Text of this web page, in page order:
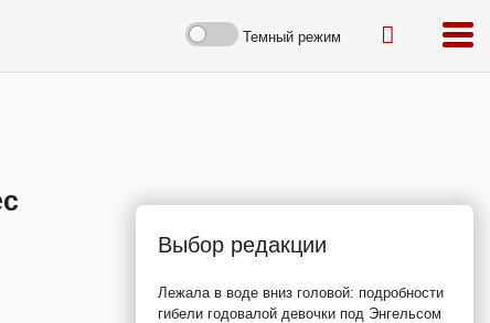
Темный режим
Выбор редакции
Лежала в воде вниз головой: подробности
гибели годовалой девочки под Энгельсом